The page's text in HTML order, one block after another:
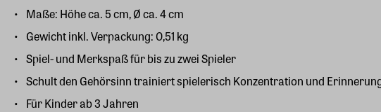
Maße: Höhe ca. 5 cm, Ø ca. 4 cm
Gewicht inkl. Verpackung: 0,51 kg
Spiel- und Merkspaß für bis zu zwei Spieler
Schult den Gehörsinn trainiert spielerisch Konzentration und
Für Kinder ab 3 Jahren